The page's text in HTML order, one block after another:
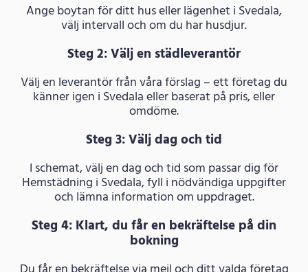
Ange boytan för ditt hus eller lägenhet i Svedala,
välj intervall och om du har husdjur.
Steg 2: Välj en städleverantör
Välj en leverantör från våra förslag – ett företag du
känner igen i Svedala eller baserat på pris, eller
omdöme.
Steg 3: Välj dag och tid
I schemat, välj en dag och tid som passar dig för
Hemstädning i Svedala, fyll i nödvändiga uppgifter
och lämna information om uppdraget.
Steg 4: Klart, du får en bekräftelse på din
bokning